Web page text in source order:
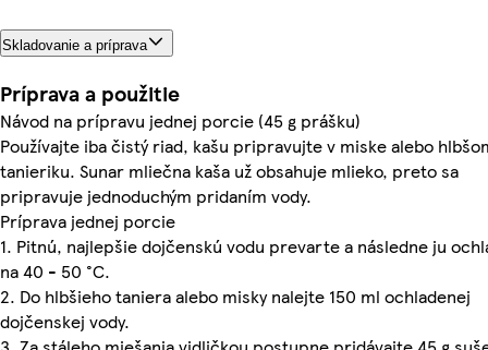
Skladovanie a príprava
Príprava a použitie
Návod na prípravu jednej porcie (45 g prášku)
Používajte iba čistý riad, kašu pripravujte v miske alebo
tanieriku. Sunar mliečna kaša už obsahuje mlieko, preto sa
pripravuje jednoduchým pridaním vody.
Príprava jednej porcie
1. Pitnú, najlepšie dojčenskú vodu prevarte a následne ju
na 40 - 50 °C.
2. Do hlbšieho taniera alebo misky nalejte 150 ml ochladenej
dojčenskej vody.